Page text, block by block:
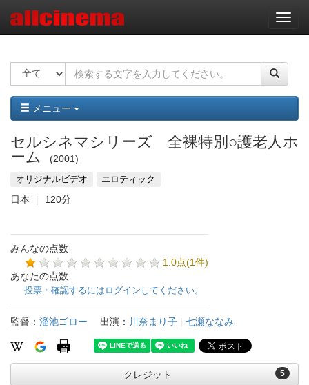
ナ
ビ
ー
ョ
ン
メニュー
セルシネマシリーズ 全裸特別○護老人ホ
ーム
2001
オリジナルビデオ エロティック
日本 120分
みんなの点数
1.0点(1件)
あなたの点数
投票・確認するにはログインしてください。
監督： 溜池ゴロー 出演： 川奈まり子 | 七瀬ななみ
5
クレジット